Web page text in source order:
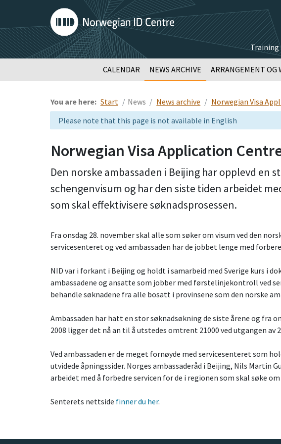
Training
CALENDAR NEWS ARCHIVE ARRANGEMENT OG
You are here: Start News News archive Norwegian Visa
Please note that this page is not available in English
Norwegian Visa Application
Den norske ambassaden i Beijing har opplevd en
schengenvisum og har den siste tiden arbeidet
som skal effektivisere søknadsprosessen.
Fra onsdag 28. november skal alle som søker om visum ved den
servicesenteret og ved ambassaden har de jobbet lenge med
NID var i forkant i Beijing og holdt i samarbeid med Sverige kurs i
ambassadene og ansatte som jobber med førstelinjekontroll ved
behandle søknadene fra alle bosatt i provinsene som den norske
Ambassaden har hatt en stor søknadsøkning de siste årene og fra
2008 ligger det nå an til å utstedes omtrent 21000 ved utgangen av
Ved ambassaden er de meget fornøyde med servicesenteret som
utvidede åpningssider. Norges ambassaderåd i Beijing, Nils Martin
arbeidet med å forbedre servicen for de i regionen som skal søke
Senterets nettside finner du her.